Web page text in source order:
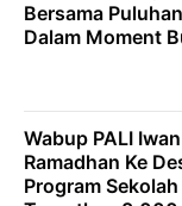
Bersama
Dalam Moment
Wabup PALI
Ramadhan Ke
Program